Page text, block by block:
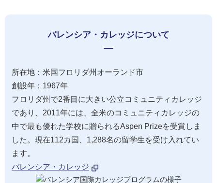
バレンシア・カレッジについて
所在地：米国フロリダ州オーランド市
創設年：1967年
フロリダ州で2番目に大きい公立コミュニティカレッジ
であり、2011年には、全米のコミュニティカレッジの
中で最も優れた学校に贈られるAspen Prizeを受賞しま
した。現在112カ国、1,288名の留学生を受け入れてい
ます。
バレンシア・カレッジ